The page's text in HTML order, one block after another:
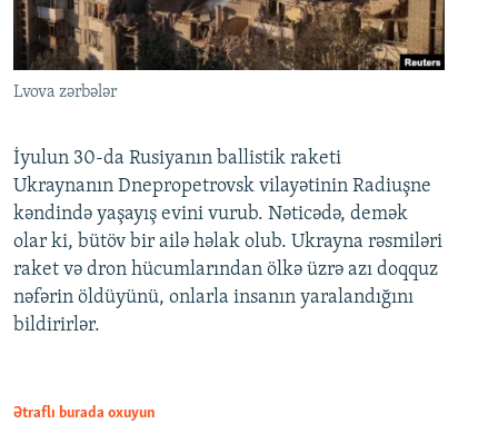
Lvova zərbələr
İyulun 30-da Rusiyanın ballistik raketi
Ukraynanın Dnepropetrovsk vilayətinin Radiuşne
kəndində yaşayış evini vurub. Nəticədə, demək
olar ki, bütöv bir ailə həlak olub. Ukrayna rəsmiləri
raket və dron hücumlarından ölkə üzrə azı doqquz
nəfərin öldüyünü, onlarla insanın yaralandığını
bildirirlər.
Ətraflı burada oxuyun